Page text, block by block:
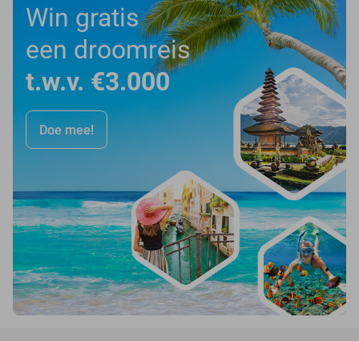
Win gratis
een droomreis
t.w.v. €3.000
Doe mee!